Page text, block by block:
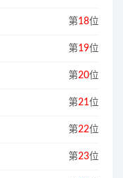
第18位
第19位
第20位
第21位
第22位
第23位